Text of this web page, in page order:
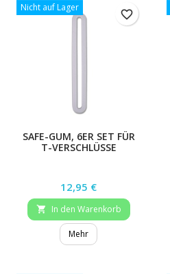
Nicht auf Lager
SAFE-GUM, 6ER SET FÜR
T-VERSCHLÜSSE
Preis
12,95 €
 In den Warenkorb
Mehr
favorite_border